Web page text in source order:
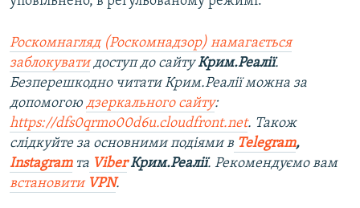
Роскомнагляд (Роскомнадзор) намагається
заблокувати доступ до сайту Крим.Реалії.
Безперешкодно читати Крим.Реалії можна за
допомогою дзеркального сайту:
https://dfs0qrmo00d6u.cloudfront.net. Також
слідкуйте за основними подіями в Telegram,
Instagram та Viber Крим.Реалії. Рекомендуємо вам
встановити VPN.